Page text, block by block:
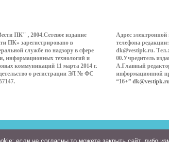
ПК" , 2004.Сетевое издание
ПК» зарегистрировано в
службе по надзору в сфере
информационных технологий и
коммуникаций 11 марта 2014 г.
о регистрации ЭЛ № ФС
Адрес
телефона
dk@vestipk.ru.
00.Учредитель
А.Главный
информационной
“16+”